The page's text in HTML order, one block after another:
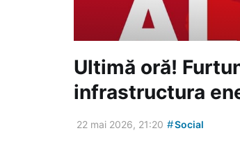
Ultimă oră!
infrastructura
22 mai 2026, 21:20 #Social